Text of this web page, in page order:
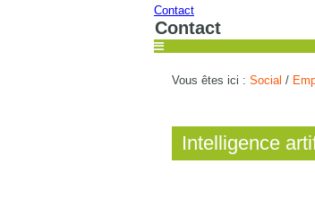
Contact
Contact
Vous êtes ici : Social /
Intelligence